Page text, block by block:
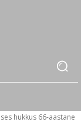
hukkus 66-aastane